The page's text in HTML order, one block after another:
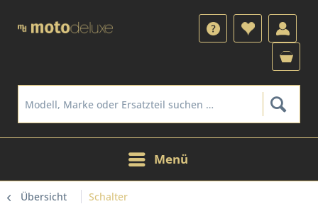
Menü
Übersicht Schalter